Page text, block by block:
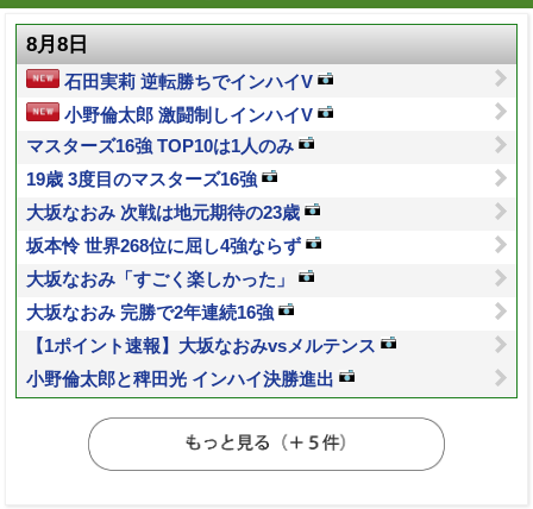
8月8日
石田実莉 逆転勝ちでインハイV
小野倫太郎 激闘制しインハイV
マスターズ16強 TOP10は1人のみ
19歳 3度目のマスターズ16強
大坂なおみ 次戦は地元期待の23歳
坂本怜 世界268位に屈し4強ならず
大坂なおみ「すごく楽しかった」
大坂なおみ 完勝で2年連続16強
【1ポイント速報】大坂なおみvsメルテンス
小野倫太郎と稗田光 インハイ決勝進出